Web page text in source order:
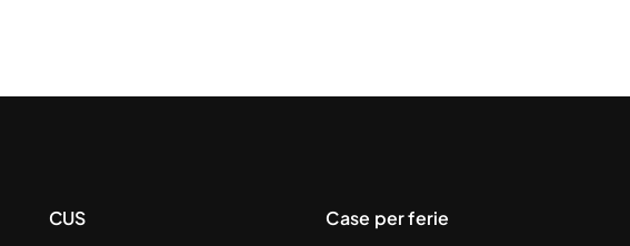
CUS Case per ferie